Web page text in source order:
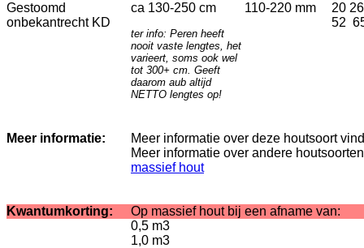
Gestoomd
onbekantrecht KD
ca 130-250 cm
ter info: Peren heeft
nooit vaste lengtes, het
varieert, soms ook wel
tot 300+ cm. Geeft
daarom aub altijd
NETTO lengtes op!
110-220 mm
20
52
Meer informatie:
Meer informatie over deze houtsoort
Meer informatie over andere
massief hout
Kwantumkorting:
Op massief hout bij een afname van:
0,5 m3
1,0 m3